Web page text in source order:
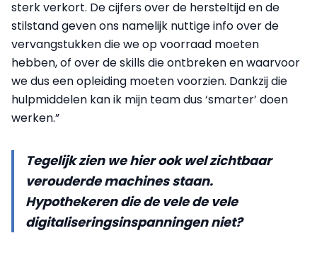
sterk verkort. De cijfers over de hersteltijd en de
stilstand geven ons namelijk nuttige info over de
vervangstukken die we op voorraad moeten
hebben, of over de skills die ontbreken en waarvoor
we dus een opleiding moeten voorzien. Dankzij die
hulpmiddelen kan ik mijn team dus ‘smarter’ doen
werken.”
Tegelijk zien we hier ook wel zichtbaar
verouderde machines staan.
Hypothekeren die de vele de vele
digitaliseringsinspanningen niet?